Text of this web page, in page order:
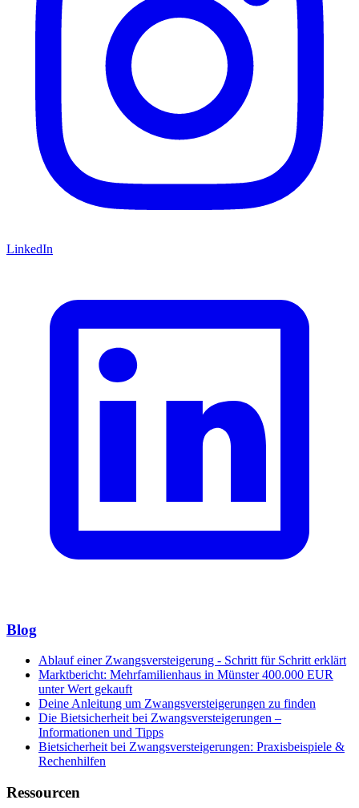
LinkedIn
Blog
Ablauf einer Zwangsversteigerung - Schritt für Schritt erklärt
Marktbericht: Mehrfamilienhaus in Münster 400.000 EUR
unter Wert gekauft
Deine Anleitung um Zwangsversteigerungen zu finden
Die Bietsicherheit bei Zwangsversteigerungen –
Informationen und Tipps
Bietsicherheit bei Zwangsversteigerungen: Praxisbeispiele &
Rechenhilfen
Ressourcen